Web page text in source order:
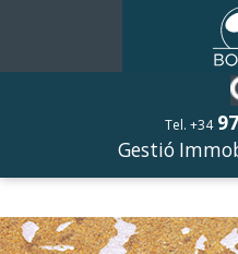
Tel. +34
Gestió